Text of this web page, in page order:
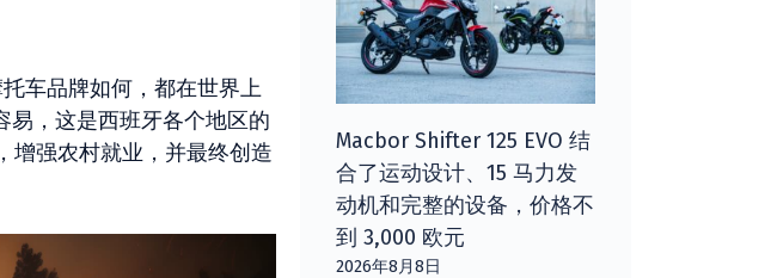
车品牌如何，都在世界上
，这是西班牙各个地区的
增强农村就业，并最终创造
Macbor Shifter 125 EVO 结
合了运动设计、15 马力发
动机和完整的设备，价格不
到 3,000 欧元
2026年8月8日